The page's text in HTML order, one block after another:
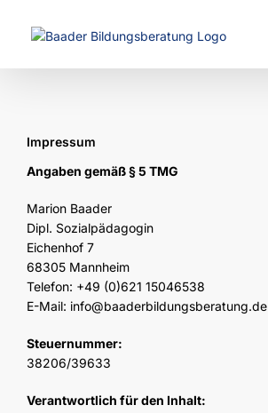
Impressum
Angaben gemäß § 5 TMG
Marion Baader
Dipl. Sozialpädagogin
Eichenhof 7
68305 Mannheim
Telefon: +49 (0)621 15046538
E-Mail: info@baaderbildungsberatung.de
Steuernummer:
38206/39633
Verantwortlich für den Inhalt: